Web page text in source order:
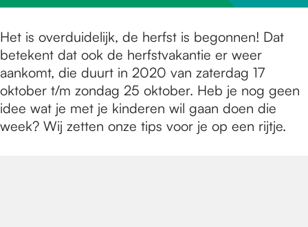
o
m
e
Het is overduidelijk, de herfst is begonnen! Dat
betekent dat ook de herfstvakantie er weer
aankomt, die duurt in 2020 van zaterdag 17
oktober t/m zondag 25 oktober. Heb je nog geen
idee wat je met je kinderen wil gaan doen die
week? Wij zetten onze tips voor je op een rijtje.